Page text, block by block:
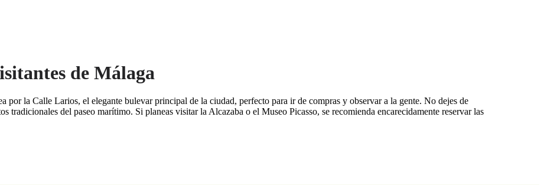
de Málaga
por la Calle Larios, el elegante bulevar principal de la ciudad, perfecto para ir de compras y observar a la gente. No dejes de
tradicionales del paseo marítimo. Si planeas visitar la Alcazaba o el Museo Picasso, se recomienda encarecidamente reservar las